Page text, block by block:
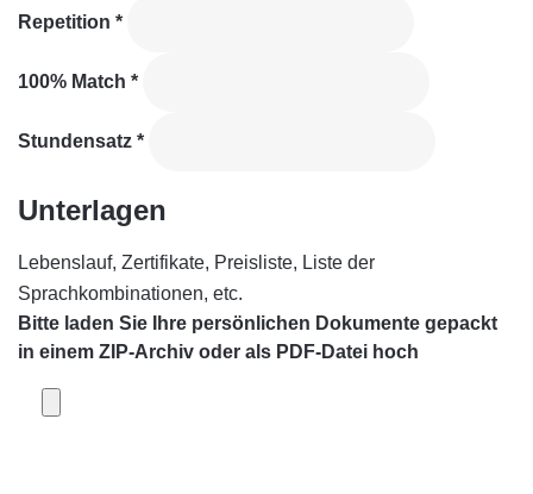
Repetition *
100% Match *
Stundensatz *
Unterlagen
Lebenslauf, Zertifikate, Preisliste, Liste der
Sprachkombinationen, etc.
Bitte laden Sie Ihre persönlichen Dokumente gepackt
in einem ZIP-Archiv oder als PDF-Datei hoch